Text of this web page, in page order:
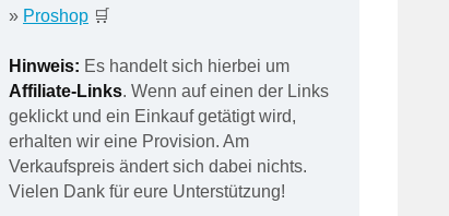
» Proshop🛒
Hinweis: Es handelt sich hierbei um
Affiliate-Links. Wenn auf einen der Links
geklickt und ein Einkauf getätigt wird,
erhalten wir eine Provision. Am
Verkaufspreis ändert sich dabei nichts.
Vielen Dank für eure Unterstützung!